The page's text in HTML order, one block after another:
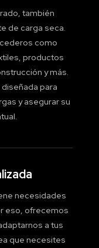
también
de carga seca.
como
productos
y más.
para
y asegurar su
necesidades
eso, ofrecemos
a tus
que necesites